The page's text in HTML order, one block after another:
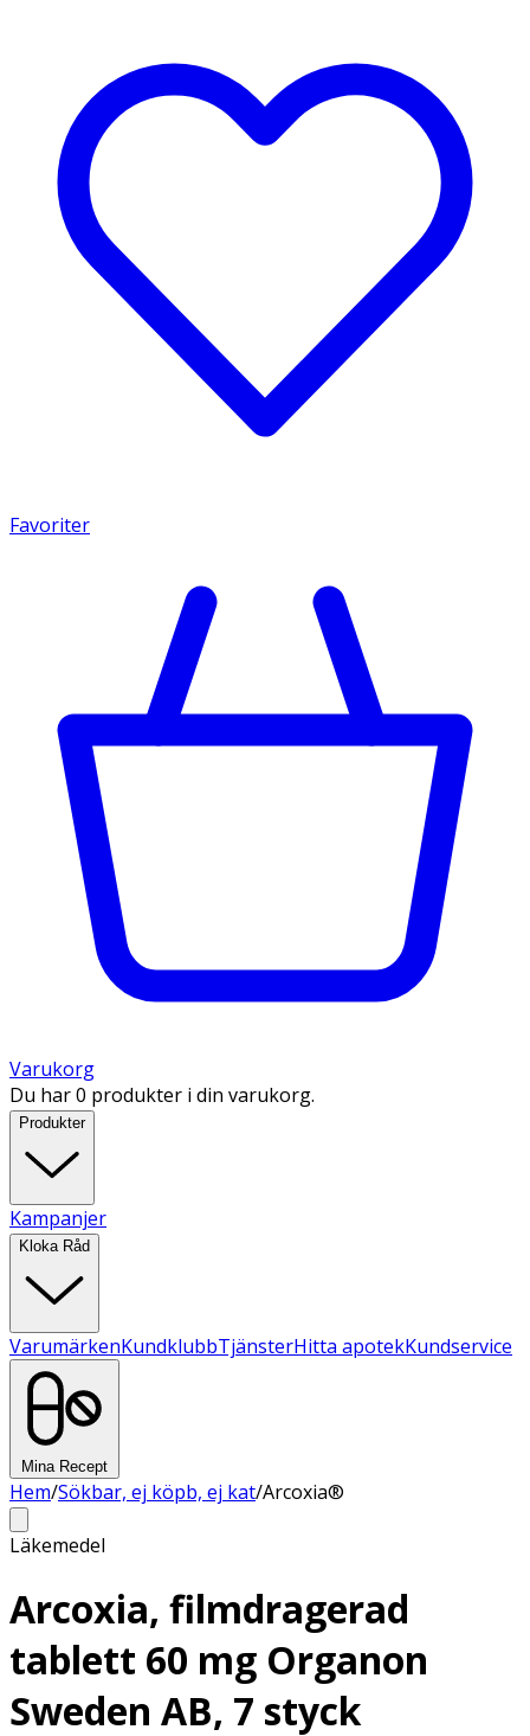
Favoriter
Varukorg
Du har 0 produkter i din varukorg.
Produkter
Kampanjer
Kloka Råd
VarumärkenKundklubbTjänsterHitta apotekKundservice
Mina Recept
Hem/Sökbar, ej köpb, ej kat/Arcoxia®
Läkemedel
Arcoxia, filmdragerad
tablett 60 mg Organon
Sweden AB, 7 styck